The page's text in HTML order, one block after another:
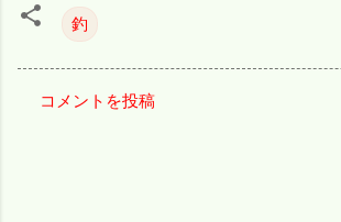
釣
コメントを投稿